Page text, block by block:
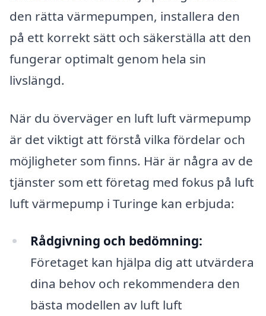
den rätta värmepumpen, installera den
på ett korrekt sätt och säkerställa att den
fungerar optimalt genom hela sin
livslängd.
När du överväger en luft luft värmepump
är det viktigt att förstå vilka fördelar och
möjligheter som finns. Här är några av de
tjänster som ett företag med fokus på luft
luft värmepump i Turinge kan erbjuda:
Rådgivning och bedömning:
Företaget kan hjälpa dig att utvärdera
dina behov och rekommendera den
bästa modellen av luft luft